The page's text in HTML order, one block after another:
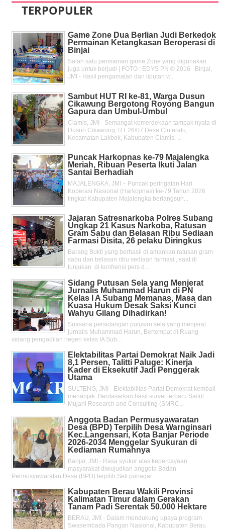
TERPOPULER
Game Zone Dua Berlian Judi Berkedok
Permainan Ketangkasan Beroperasi di
Binjai
Salah satu permainan game Zone yang digunakan
juga untuk berjudi | FOTO : EDYS PN © 2016 Binjai,
JMI - Hasil pengamatan dan liputan w...
Sambut HUT RI ke-81, Warga Dusun
Cikawung Bergotong Royong Bangun
Gapura dan Umbul-Umbul
Ciamis, JMI - Semangat kemerdekaan tampak nyata di
Dusun Cikawung, RT 26/07 Desa Cintaratu,
Kecamatan Lakbok, Kabupaten Ciamis, ...
Puncak Harkopnas ke-79 Majalengka
Meriah, Ribuan Peserta Ikuti Jalan
Santai Berhadiah
MAJALENGKA, JMI – Puncak peringatan Hari
Koperasi Nasional (Harkopnas) ke-79 Tahun 2026
tingkat Kabupaten Majalengka berlangsun...
Jajaran Satresnarkoba Polres Subang
Ungkap 21 Kasus Narkoba, Ratusan
Gram Sabu dan Belasan Ribu Sediaan
Farmasi Disita, 26 pelaku Diringkus
Barang Bukti yang berhasil di amankan ratusan gram
sabu dan belasan ribu sediaan farmasi , saat di
tunjukan di konfrensi pers d...
Sidang Putusan Sela yang Menjerat
Jurnalis Muhammad Harun di PN
Kelas l A Subang Memanas, Masa dan
Kuasa Hukum Desak Saksi Kunci
Wahyu Gilang Dihadirkan!
Suasana persidangan putusan sela yang menjerat
jurnalis Muhammad Harun, Bertempat di Ruang
sidang pengadilan negeri kelas IA Sub...
Elektabilitas Partai Demokrat Naik Jadi
8,1 Persen, Talitti Paluge: Kinerja
Kader di Eksekutif Jadi Penggerak
Utama
SULTENG, JMI - Elektabilitas Partai Demokrat kembali
menanjak. Berdasarkan hasil survei terbaru Saiful
Mujani Research and Consulting (SMRC...
Anggota Badan Permusyawaratan
Desa (BPD) Terpilih Desa Warnginsari
Kec.Langensari, Kota Banjar Periode
2026-2034 Menggelar Syukuran di
Kediaman Rumahnya
Banjar, JMI - Rasa syukur atas kepercayaan
masyarakat diwujudkan anggota Badan
Permusyawaratan Desa (BPD) terpilih Seli punagar...
Kabupaten Berau Wakili Provinsi
Kalimatan Timur dalam Gerakan
Tanam Padi Serentak 50.000 Hektare
BERAU, JMI - Dalam mendukung upaya program
Swasembada Pangan Nasional, Kabupaten Berau